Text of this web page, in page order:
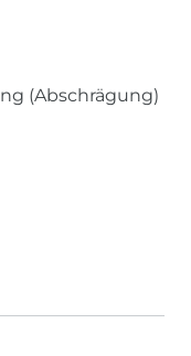
(Abschrägung)